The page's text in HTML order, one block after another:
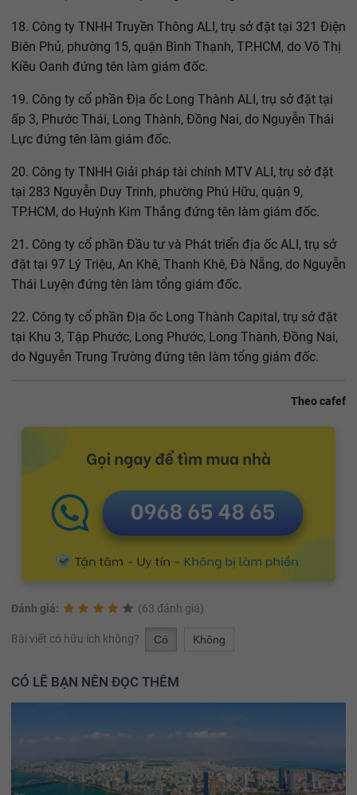
18. Công ty TNHH Truyền Thông ALI, trụ sở đặt tại 321 Điện
Biên Phủ, phường 15, quận Bình Thạnh, TP.HCM, do Võ Thị
Kiều Oanh đứng tên làm giám đốc.
19. Công ty cổ phần Địa ốc Long Thành ALI, trụ sở đặt tại
ấp 3, Phước Thái, Long Thành, Đồng Nai, do Nguyễn Thái
Lực đứng tên làm giám đốc.
20. Công ty TNHH Giải pháp tài chính MTV ALI, trụ sở đặt
tại 283 Nguyễn Duy Trinh, phường Phú Hữu, quận 9,
TP.HCM, do Huỳnh Kim Thắng đứng tên làm giám đốc.
21. Công ty cổ phần Đầu tư và Phát triển địa ốc ALI, trụ sở
đặt tại 97 Lý Triệu, An Khê, Thanh Khê, Đà Nẵng, do Nguyễn
Thái Luyện đứng tên làm tổng giám đốc.
22. Công ty cổ phần Địa ốc Long Thành Capital, trụ sở đặt
tại Khu 3, Tập Phước, Long Phước, Long Thành, Đồng Nai,
do Nguyễn Trung Trường đứng tên làm tổng giám đốc.
Theo cafef
Đánh giá: (63 đánh giá)
Bài viết có hữu ích không? Có Không
CÓ LẼ BẠN NÊN ĐỌC THÊM